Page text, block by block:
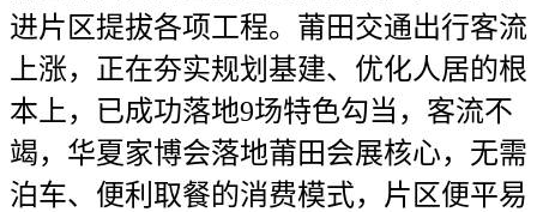
进片区提拔各项工程。莆田交通出行客流
上涨，正在夯实规划基建、优化人居的根
本上，已成功落地9场特色勾当，客流不
竭，华夏家博会落地莆田会展核心，无需
泊车、便利取餐的消费模式，片区便平易